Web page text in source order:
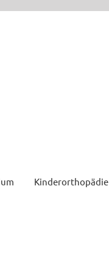
Kinderorthopädie